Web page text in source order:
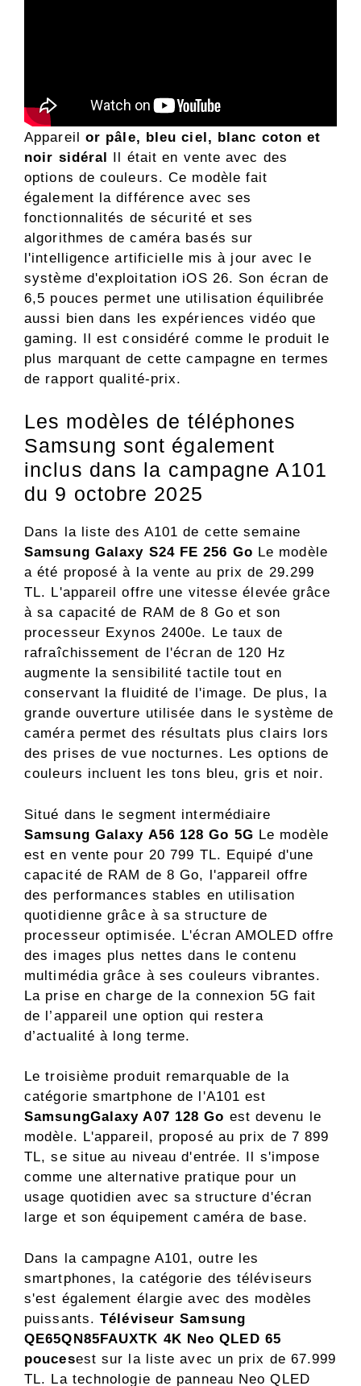
Appareil or pâle, bleu ciel, blanc coton et
noir sidéral Il était en vente avec des
options de couleurs. Ce modèle fait
également la différence avec ses
fonctionnalités de sécurité et ses
algorithmes de caméra basés sur
l'intelligence artificielle mis à jour avec le
système d'exploitation iOS 26. Son écran de
6,5 pouces permet une utilisation équilibrée
aussi bien dans les expériences vidéo que
gaming. Il est considéré comme le produit le
plus marquant de cette campagne en termes
de rapport qualité-prix.
Les modèles de téléphones
Samsung sont également
inclus dans la campagne A101
du 9 octobre 2025
Dans la liste des A101 de cette semaine
Samsung Galaxy S24 FE 256 Go Le modèle
a été proposé à la vente au prix de 29.299
TL. L'appareil offre une vitesse élevée grâce
à sa capacité de RAM de 8 Go et son
processeur Exynos 2400e. Le taux de
rafraîchissement de l'écran de 120 Hz
augmente la sensibilité tactile tout en
conservant la fluidité de l'image. De plus, la
grande ouverture utilisée dans le système de
caméra permet des résultats plus clairs lors
des prises de vue nocturnes. Les options de
couleurs incluent les tons bleu, gris et noir.
Situé dans le segment intermédiaire
Samsung Galaxy A56 128 Go 5G Le modèle
est en vente pour 20 799 TL. Equipé d'une
capacité de RAM de 8 Go, l'appareil offre
des performances stables en utilisation
quotidienne grâce à sa structure de
processeur optimisée. L'écran AMOLED offre
des images plus nettes dans le contenu
multimédia grâce à ses couleurs vibrantes.
La prise en charge de la connexion 5G fait
de l’appareil une option qui restera
d’actualité à long terme.
Le troisième produit remarquable de la
catégorie smartphone de l'A101 est
SamsungGalaxy A07 128 Go est devenu le
modèle. L'appareil, proposé au prix de 7 899
TL, se situe au niveau d'entrée. Il s'impose
comme une alternative pratique pour un
usage quotidien avec sa structure d'écran
large et son équipement caméra de base.
Dans la campagne A101, outre les
smartphones, la catégorie des téléviseurs
s'est également élargie avec des modèles
puissants.Téléviseur Samsung
QE65QN85FAUXTK 4K Neo QLED 65
poucesest sur la liste avec un prix de 67.999
TL. La technologie de panneau Neo QLED